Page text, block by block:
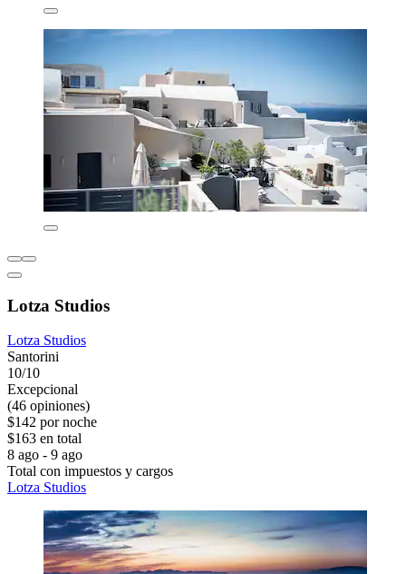
Lotza Studios
Lotza Studios
Santorini
10/10
Excepcional
(46 opiniones)
$142 por noche
$163 en total
8 ago - 9 ago
Total con impuestos y cargos
Lotza Studios